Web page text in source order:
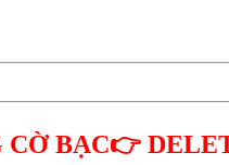
CỜ BẠC👉